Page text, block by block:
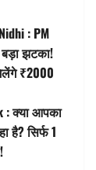
: PM
बड़ा झटका!
₹2000
: क्या आपका
है? सिर्फ 1